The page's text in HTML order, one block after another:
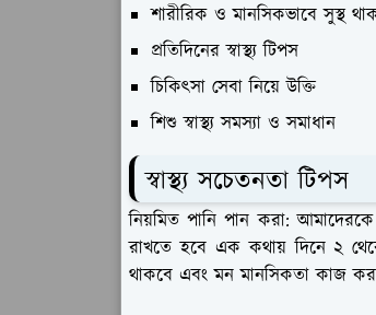
শারীরিক ও মানসিকভাবে সুস্থ
প্রতিদিনের স্বাস্থ্য টিপস
চিকিৎসা সেবা নিয়ে উক্তি
শিশু স্বাস্থ্য সমস্যা ও সমাধান
স্বাস্থ্য সচেতনতা টিপস
নিয়মিত পানি পান করা: আমাদেরকে
রাখতে হবে এক কথায় দিনে ২
থাকবে এবং মন মানসিকতা কাজ